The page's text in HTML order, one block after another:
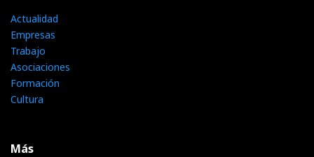
Actualidad
Empresas
Trabajo
Asociaciones
Formación
Cultura
Más